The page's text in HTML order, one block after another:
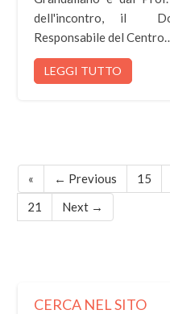
dell'incontro, il
Responsabile del
LEGGI TUTTO
« ← Previous 15
21
Next →
CERCA NEL SITO